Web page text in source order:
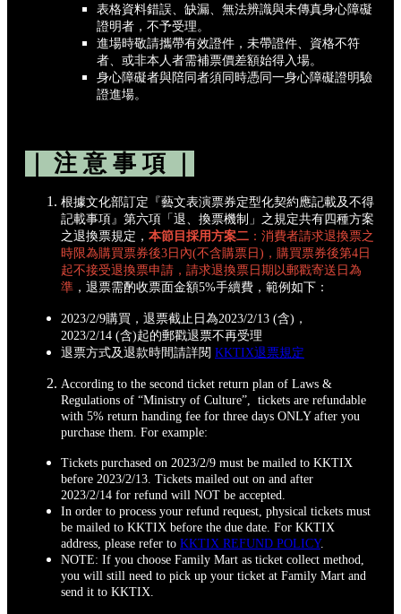
表格資料錯誤、缺漏、無法辨識與未傳真身心障礙
證明者，不予受理。
進場時敬請攜帶有效證件，未帶證件、資格不符
者、或非本人者需補票價差額始得入場。
身心障礙者與陪同者須同時憑同一身心障礙證明驗
證進場。
｜ 注 意 事 項 ｜
根據文化部訂定『藝文表演票券定型化契約應記載及不得
記載事項』第六項「退、換票機制」之規定共有四種方案
之退換票規定， 本節目採用方案二 ：消費者請求退換票之
時限為購買票券後3日內(不含購票日)，購買票券後第4日
起不接受退換票申請，請求退換票日期以郵戳寄送日為
準 ，退票需酌收票面金額5%手續費，範例如下：
2023/2/9購買，退票截止日為2023/2/13 (含)，
2023/2/14 (含)起的郵戳退票不再受理
退票方式及退款時間請詳閱 KKTIX退票規定
According to the second ticket return plan of Laws &
Regulations of “Ministry of Culture”, tickets are refundable
with 5% return handing fee for three days ONLY after you
purchase them. For example:
Tickets purchased on 2023/2/9 must be mailed to KKTIX
before 2023/2/13. Tickets mailed out on and after
2023/2/14 for refund will NOT be accepted.
In order to process your refund request, physical tickets must
be mailed to KKTIX before the due date. For KKTIX
address, please refer to KKTIX REFUND POLICY.
NOTE: If you choose Family Mart as ticket collect method,
you will still need to pick up your ticket at Family Mart and
send it to KKTIX.